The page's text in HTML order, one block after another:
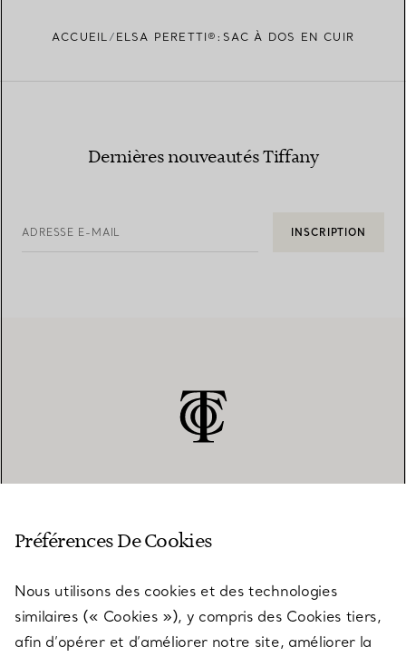
ACCUEIL ELSA PERETTI®:SAC À DOS EN CUIR
Dernières nouveautés Tiffany
ADRESSE E-MAIL INSCRIPTION
SERVICES
Préférences De Cookies
Nous utilisons des cookies et des technologies
similaires (« Cookies »), y compris des Cookies tiers,
afin d’opérer et d’améliorer notre site, améliorer la